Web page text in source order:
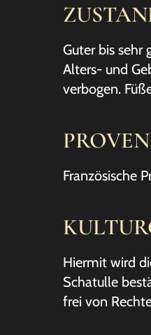
Guter bis sehr
Alters- und
verbogen.
Französische
Hiermit wird
Schatulle
frei von